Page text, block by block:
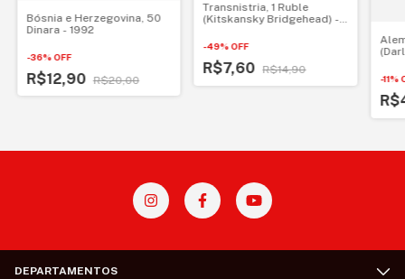
Bósnia e Herzegovina, 50
Dinara - 1992
-36%OFF
R$12,90 R$20,00
Transnistria, 1 Ruble
(Kitskansky Bridgehead) -
-49%OFF
R$7,60 R$14,90
-11%
DEPARTAMENTOS